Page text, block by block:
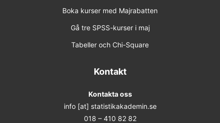
Boka kurser med Majrabatten
Gå tre SPSS-kurser i maj
Tabeller och Chi-Square
Kontakt
Kontakta oss
info [at] statistikakademin.se
018 – 410 82 82